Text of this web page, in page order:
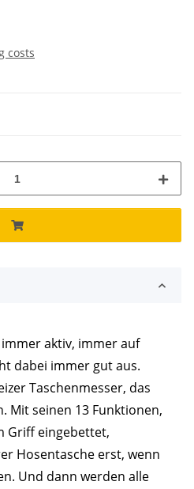
costs
aktiv, immer auf
dabei immer gut aus.
Taschenmesser, das
Mit seinen 13 Funktionen,
Griff eingebettet,
Hosentasche erst, wenn
Und dann werden alle